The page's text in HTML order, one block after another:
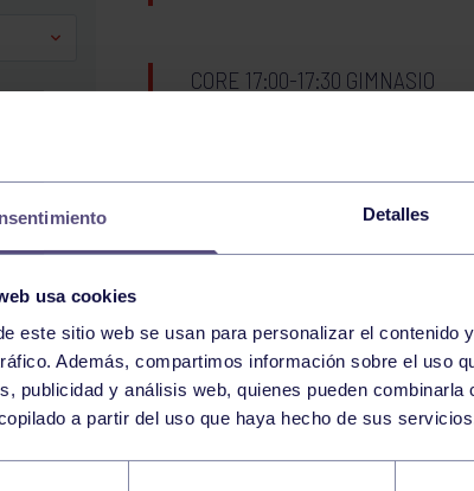
Detalles
usa cookies
este sitio web se usan para personalizar el
Además, compartimos información sobre el uso
publicidad y análisis web, quienes pueden
a partir del uso que haya hecho de sus
CORE 17:00-17:30 GIMNASIO
18:45h
BOLOS COPA
25 MARTES
NOVIEMBRE 2025